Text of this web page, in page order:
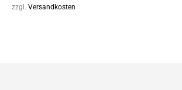
zzgl. Versandkosten